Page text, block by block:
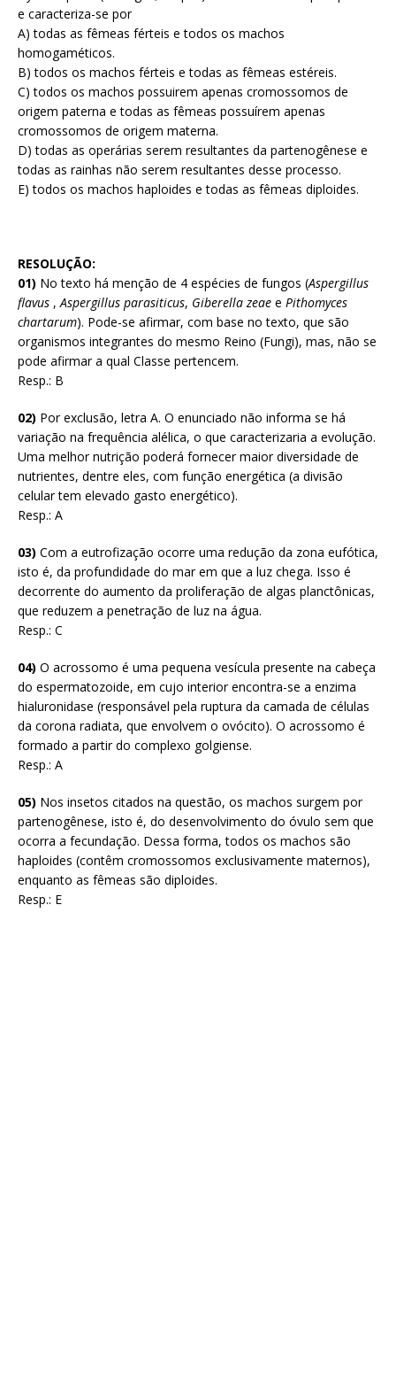
e caracteriza-se por
A) todas as fêmeas férteis e todos os machos
homogaméticos.
B) todos os machos férteis e todas as fêmeas estéreis.
C) todos os machos possuirem apenas cromossomos de
origem paterna e todas as fêmeas possuírem apenas
cromossomos de origem materna.
D) todas as operárias serem resultantes da partenogênese e
todas as rainhas não serem resultantes desse processo.
E) todos os machos haploides e todas as fêmeas diploides.
RESOLUÇÃO:
01) No texto há menção de 4 espécies de fungos (Aspergillus
flavus ,Aspergillus parasiticus, Giberella zeae e Pithomyces
chartarum). Pode-se afirmar, com base no texto, que são
organismos integrantes do mesmo Reino (Fungi), mas, não se
pode afirmar a qual Classe pertencem.
Resp.: B
02) Por exclusão, letra A. O enunciado não informa se há
variação na frequência alélica, o que caracterizaria a evolução.
Uma melhor nutrição poderá fornecer maior diversidade de
nutrientes, dentre eles, com função energética (a divisão
celular tem elevado gasto energético).
Resp.: A
03) Com a eutrofização ocorre uma redução da zona eufótica,
isto é, da profundidade do mar em que a luz chega. Isso é
decorrente do aumento da proliferação de algas planctônicas,
que reduzem a penetração de luz na água.
Resp.: C
04) O acrossomo é uma pequena vesícula presente na cabeça
do espermatozoide, em cujo interior encontra-se a enzima
hialuronidase (responsável pela ruptura da camada de células
da corona radiata, que envolvem o ovócito). O acrossomo é
formado a partir do complexo golgiense.
Resp.: A
05) Nos insetos citados na questão, os machos surgem por
partenogênese, isto é, do desenvolvimento do óvulo sem que
ocorra a fecundação. Dessa forma, todos os machos são
haploides (contêm cromossomos exclusivamente maternos),
enquanto as fêmeas são diploides.
Resp.: E